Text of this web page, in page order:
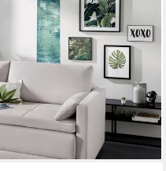
160x198 cm, Schlaffunktion,
Boxspring